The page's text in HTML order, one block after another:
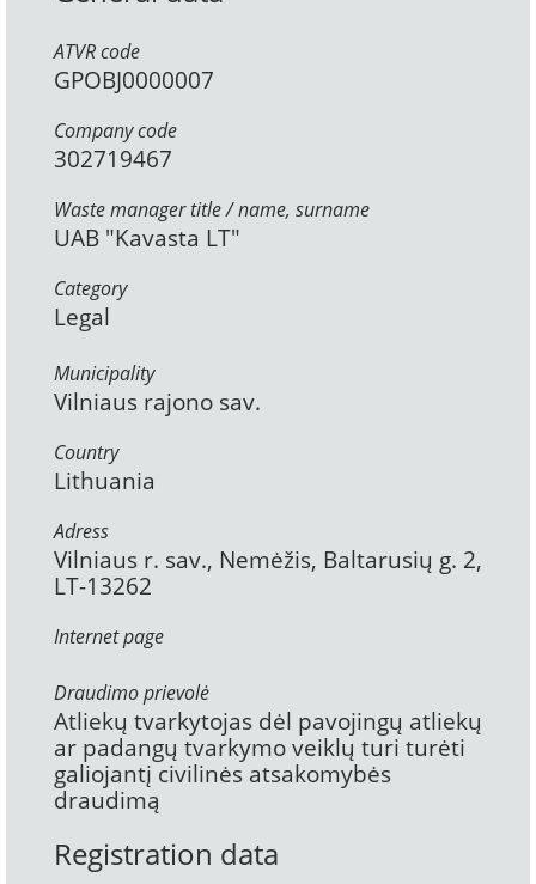
ATVR code
GPOBJ0000007
Company code
302719467
Waste manager title / name, surname
UAB "Kavasta LT"
Category
Legal
Municipality
Vilniaus rajono sav.
Country
Lithuania
Adress
Vilniaus r. sav., Nemėžis, Baltarusių g. 2,
LT-13262
Internet page
Draudimo prievolė
Atliekų tvarkytojas dėl pavojingų atliekų
ar padangų tvarkymo veiklų turi turėti
galiojantį civilinės atsakomybės
draudimą
Registration data